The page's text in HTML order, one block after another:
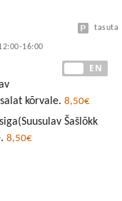
16:00
tasuta
EN
kõrvale. 8,50€
Šašlõkk
8,50€